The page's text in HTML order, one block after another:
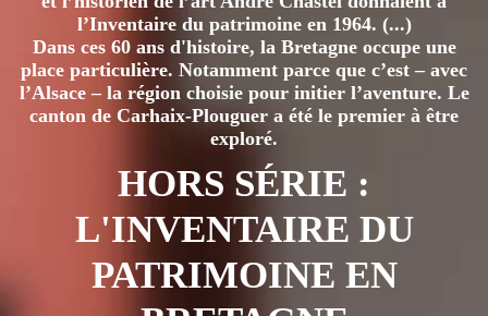
la
page
du
produit
l’Inventaire du patrimoine en 1964. (...)
Dans ces 60 ans d'histoire, la Bretagne occupe une
place particulière. Notamment parce que c’est – avec
l’Alsace – la région choisie pour initier l’aventure. Le
canton de Carhaix-Plouguer a été le premier à être
exploré.
HORS SÉRIE :
L'INVENTAIRE DU
PATRIMOINE EN